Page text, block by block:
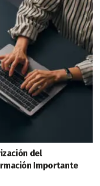
del
Importante